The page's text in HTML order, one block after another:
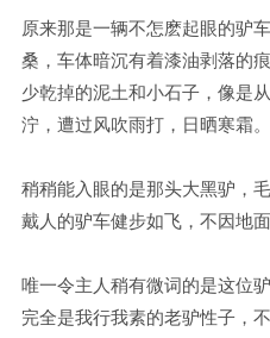
原来那是一辆不怎麽起眼的驴
桑，车体暗沉有着漆油剥落的
少乾掉的泥土和小石子，像是
泞，遭过风吹雨打，日晒寒霜。
稍稍能入眼的是那头大黑驴，
戴人的驴车健步如飞，不因地
唯一令主人稍有微词的是这位
完全是我行我素的老驴性子，